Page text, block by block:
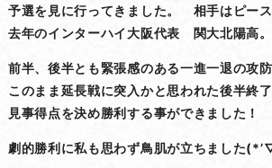
予選を見に行ってきました。 相手はピース
去年のインターハイ大阪代表 関大北陽高
前半、後半とも緊張感のある一進一退の攻
このまま延長戦に突入かと思われた後半終
見事得点を決め勝利する事ができました！
劇的勝利に私も思わず鳥肌が立ちました